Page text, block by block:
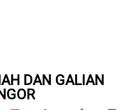
DAN GALIAN